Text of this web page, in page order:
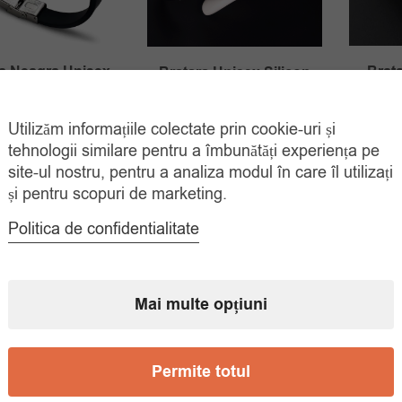
Neagra Unisex
Amuleta Otel
60.00 lei
Prețul
inițial
a
fost:
60.00 lei.
leiPrețul
curent
este:
35.00 lei.
ADAUGĂ ÎN
COȘ
Bratara Unisex Silicon
69.00 lei
Prețul
inițial
35.00leiPrețul
curent
ADAUGĂ ÎN
Utilizăm informațiile colectate prin cookie-uri și
tehnologii similare pentru a îmbunătăți experiența pe
site-ul nostru, pentru a analiza modul în care îl utilizați
și pentru scopuri de marketing.
Politica de confidentialitate
Mai multe opțiuni
Permite totul